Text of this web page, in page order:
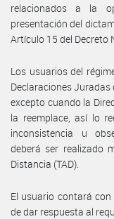
relacionados a la
presentación del
Artículo 15 del Decreto
Los usuarios del
Declaraciones
excepto cuando la
la reemplace, así lo
inconsistencia u
deberá ser realizado
Distancia (TAD).
El usuario contará
de dar respuesta al